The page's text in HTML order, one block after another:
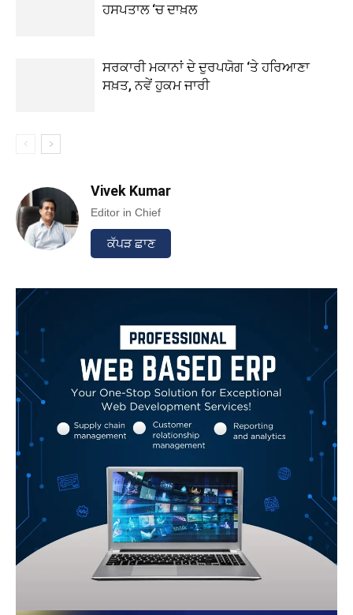
ਹਸਪਤਾਲ ‘ਚ ਦਾਖ਼ਲ
ਸਰਕਾਰੀ ਮਕਾਨਾਂ ਦੇ ਦੁਰਪਯੋਗ ‘ਤੇ ਹਰਿਆਣਾ
ਸਖ਼ਤ, ਨਵੇਂ ਹੁਕਮ ਜਾਰੀ
Vivek Kumar
Editor in Chief
ਕੱਪੜ ਛਾਣ